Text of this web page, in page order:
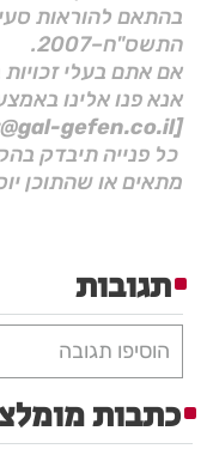
התשס"ח–2007.
אם אתם בעלי
אנא פנו אלינו
[Manager@gal-gefen.co.il]
כל פנייה תיבדק
מתאים או שהתוכן
תגובות
הוסיפו תגובה
כתבות